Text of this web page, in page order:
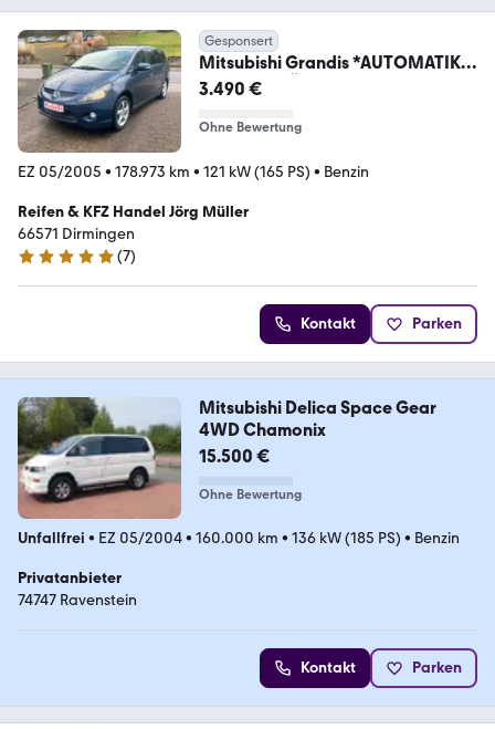
Gesponsert
Mitsubishi Grandis *AUTOMATIK
*6 Sitzer *TÜV NEU *AHK
3.490 €
Ohne Bewertung
EZ 05/2005 • 178.973 km • 121 kW (165 PS) • Benzin
Reifen & KFZ Handel Jörg Müller
66571 Dirmingen
4.9 Sterne
(7)
Kontakt Parken
Mitsubishi Delica Space Gear
4WD Chamonix
15.500 €
Ohne Bewertung
Unfallfrei • EZ 05/2004• 160.000 km • 136 kW (185 PS) • Benzin
Privatanbieter
74747 Ravenstein
Kontakt Parken